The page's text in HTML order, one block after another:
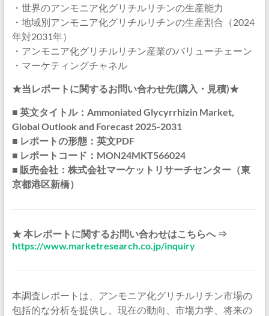
・世界のアンモニア化グリチルリチンの生産能力
・地域別アンモニア化グリチルリチンの生産割合（2024
年対2031年）
・アンモニア化グリチルリチン産業のバリューチェーン
・マーケティングチャネル
★当レポートに関するお問い合わせ先(購入・見積)★
■ 英文タイトル：Ammoniated Glycyrrhizin Market,
Global Outlook and Forecast 2025-2031
■ レポートの形態：英文PDF
■ レポートコード：MON24MKT566024
■ 販売会社：株式会社マーケットリサーチセンター（東
京都港区新橋）
★ 本レポートに関するお問い合わせはこちらへ ⇒
https://www.marketresearch.co.jp/inquiry
本調査レポートは、アンモニア化グリチルリチン市場の
包括的な分析を提供し、現在の動向、市場力学、将来の